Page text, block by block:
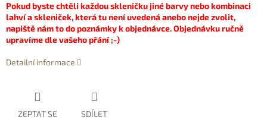
Pokud byste chtěli každou skleničku jiné barvy nebo kombinaci
lahví a skleniček, která tu není uvedená anebo nejde zvolit,
napiště nám to do poznámky k objednávce. Objednávku ručně
upravíme dle vašeho přání ;-)
Detailní informace
ZEPTAT SE SDÍLET